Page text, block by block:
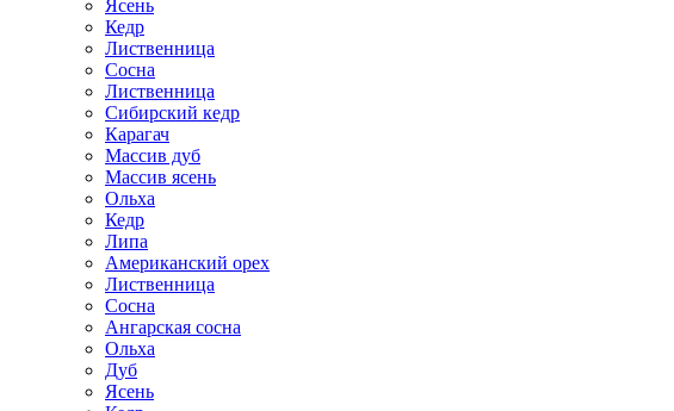
Ясень
Кедр
Лиственница
Сосна
Лиственница
Сибирский кедр
Карагач
Массив дуб
Массив ясень
Ольха
Кедр
Липа
Американский орех
Лиственница
Сосна
Ангарская сосна
Ольха
Дуб
Ясень